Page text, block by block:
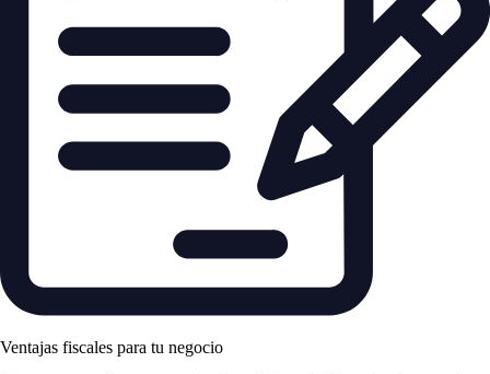
Ventajas fiscales para tu negocio